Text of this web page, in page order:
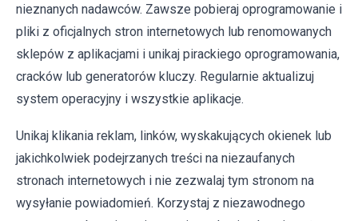
nieznanych nadawców. Zawsze pobieraj oprogramowanie i
pliki z oficjalnych stron internetowych lub renomowanych
sklepów z aplikacjami i unikaj pirackiego oprogramowania,
cracków lub generatorów kluczy. Regularnie aktualizuj
system operacyjny i wszystkie aplikacje.
Unikaj klikania reklam, linków, wyskakujących okienek lub
jakichkolwiek podejrzanych treści na niezaufanych
stronach internetowych i nie zezwalaj tym stronom na
wysyłanie powiadomień. Korzystaj z niezawodnego